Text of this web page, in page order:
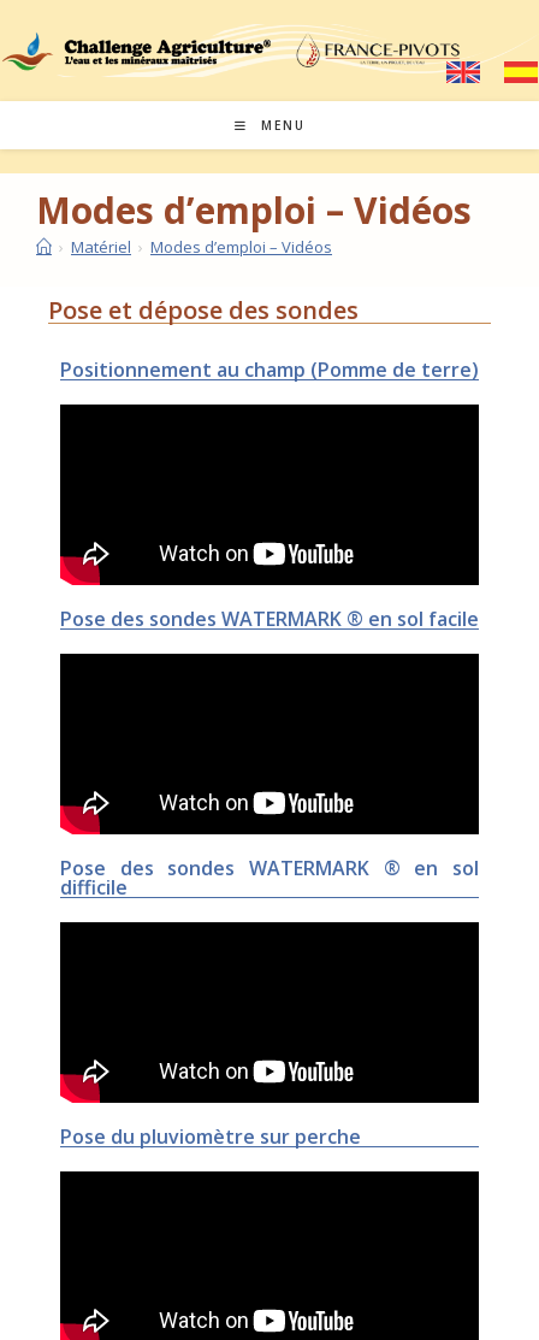
MENU
Modes d’emploi – Vidéos
› Matériel › Modes d’emploi – Vidéos
Pose et dépose des sondes
Positionnement au champ (Pomme de terre)
Pose des sondes WATERMARK ® en sol facile
Pose des sondes WATERMARK ® en sol
difficile
Pose du pluviomètre sur perche